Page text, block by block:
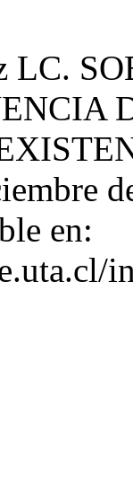
LC.
en: